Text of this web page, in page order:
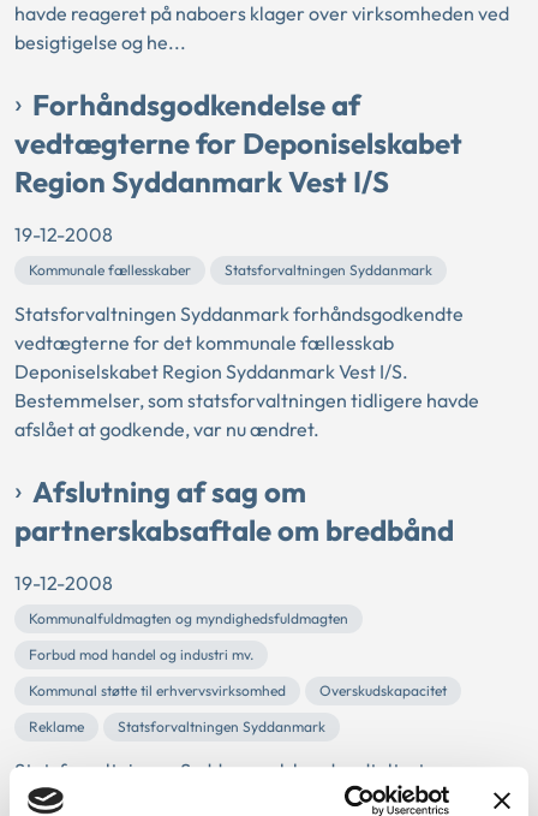
havde reageret på naboers klager over virksomheden ved
besigtigelse og he...
Forhåndsgodkendelse af
vedtægterne for Deponiselskabet
Region Syddanmark Vest I/S
19-12-2008
Kommunale fællesskaber Statsforvaltningen Syddanmark
Statsforvaltningen Syddanmark forhåndsgodkendte
vedtægterne for det kommunale fællesskab
Deponiselskabet Region Syddanmark Vest I/S.
Bestemmelser, som statsforvaltningen tidligere havde
afslået at godkende, var nu ændret.
Afslutning af sag om
partnerskabsaftale om bredbånd
19-12-2008
Kommunalfuldmagten og myndighedsfuldmagten
Forbud mod handel og industri mv.
Kommunal støtte til erhvervsvirksomhed
Overskudskapacitet
Reklame
Statsforvaltningen Syddanmark
Statsforvaltningen Syddanmark havde udtalt, at en
partnerskabsaftale, som Aabenraa Kommune havde